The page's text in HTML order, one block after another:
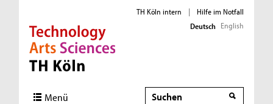
Direkt zur Hauptnavigation
Direkt zur Subnavigation
Direkt zum Inhalt
Direkt zum Fußbereich
TH Köln intern |
Hilfe im Notfall
Deutsch English
Menü Suche